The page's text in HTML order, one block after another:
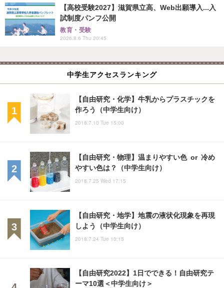
【高校受験2027】滋賀県立高、Web出願導入...入
試制度パンフ公開
教育・受験
2026.8.6 Thu 20:45
中学生アクセスランキング
【自由研究・化学】牛乳からプラスチックを
作ろう（中学生向け）
2018.7.10 Tue 15:00
【自由研究・物理】温まりやすい色 or 冷め
やすい色は？（中学生向け）
2018.7.25 Wed 17:15
【自由研究・地学】地震の液状化現象を再現
しよう（中学生向け）
2018.7.24 Tue 10:15
【自由研究2022】1日でできる！自由研究テ
ーマ10選＜中学生向け＞